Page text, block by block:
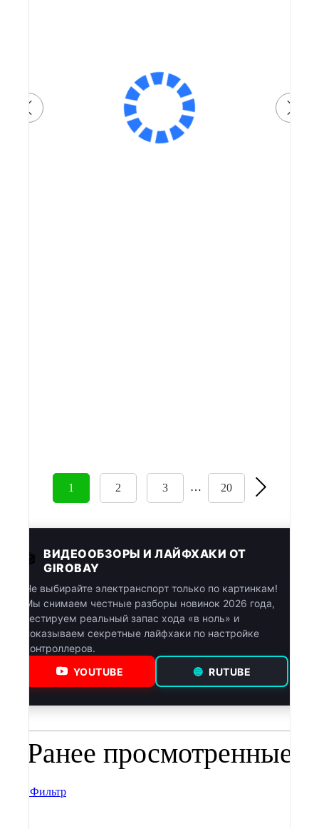
1 2 3 … 20
🎬 ВИДЕООБЗОРЫ И ЛАЙФХАКИ ОТ
GIROBAY
Не выбирайте электранспорт только по картинкам!
Мы снимаем честные разборы новинок 2026 года,
тестируем реальный запас хода «в ноль» и
показываем секретные лайфхаки по настройке
контроллеров.
YOUTUBE
🔵 RUTUBE
Ранее просмотренные
Фильтр